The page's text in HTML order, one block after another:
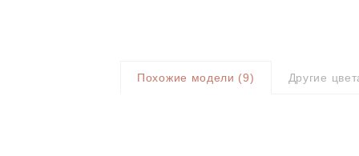
Похожие модели (9) Другие